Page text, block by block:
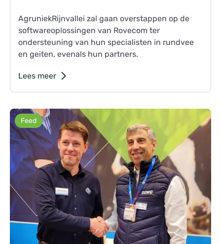
AgruniekRijnvallei zal gaan overstappen op de
softwareoplossingen van Rovecom ter
ondersteuning van hun specialisten in rundvee
en geiten, evenals hun partners.
Lees meer
Feed